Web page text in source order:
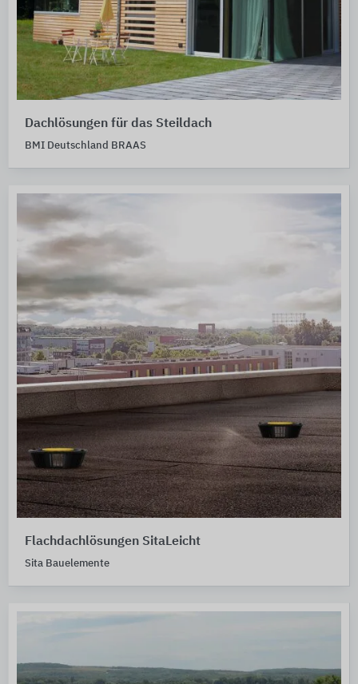
Dachlösungen für das Steildach
BMI Deutschland BRAAS
Flachdachlösungen SitaLeicht
Sita Bauelemente